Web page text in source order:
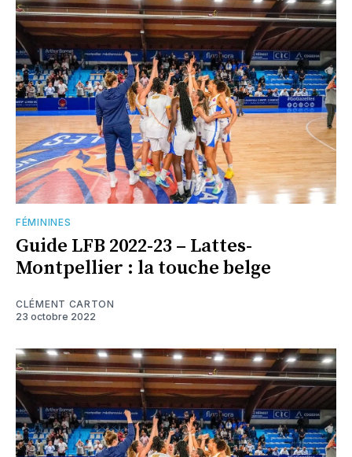
FÉMININES
Guide LFB 2022-23 – Lattes-
Montpellier : la touche belge
CLÉMENT CARTON
23 octobre 2022